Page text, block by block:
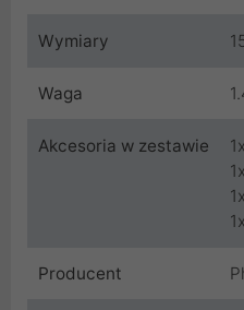
Wymiary
Waga
Akcesoria w zestawie
Producent